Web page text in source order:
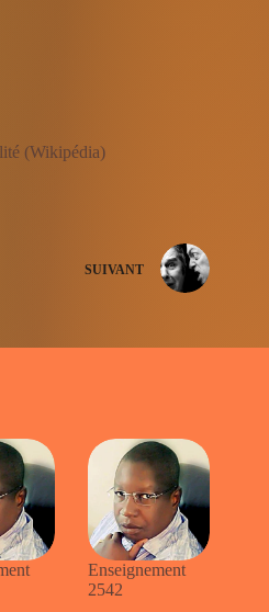
(Wikipédia)
SUIVANT
Enseignement
2542